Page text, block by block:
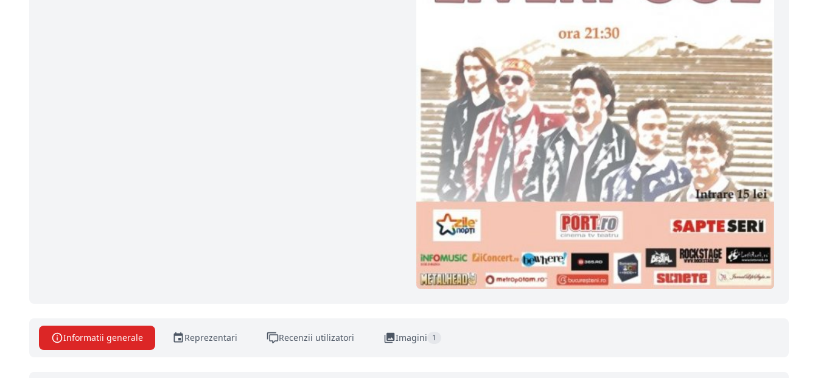
Informatii generale Reprezentari Recenzii utilizatori Imagini 1